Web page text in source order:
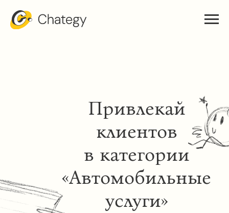
Привлекай
клиентов
в категории
«Автомобильные
услуги»